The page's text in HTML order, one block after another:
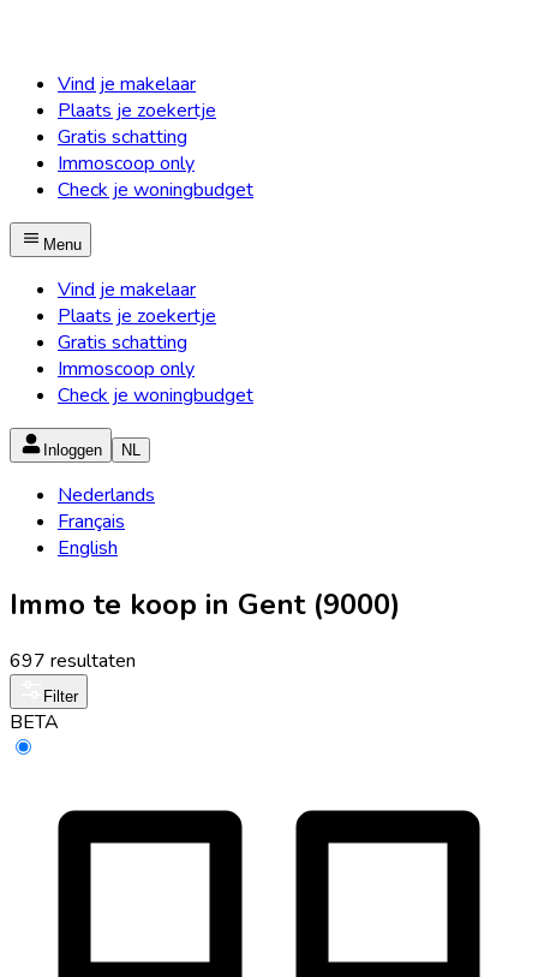
Vind je makelaar
Plaats je zoekertje
Gratis schatting
Immoscoop only
Check je woningbudget
Menu
Vind je makelaar
Plaats je zoekertje
Gratis schatting
Immoscoop only
Check je woningbudget
Inloggen NL
Nederlands
Français
English
Immo te koop in Gent (9000)
697 resultaten
Filter
BETA